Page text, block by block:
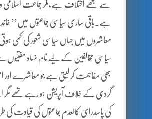
سے مجھے اختلاف ہے،مگر جماعت
ہے۔باقی ساری سیاسی جماعتوں میں’’
معاشروں میں جہاں سیاسی شعور کی کمی
سیاسی مخالفین کے لیے نام نہاد
بھی مفاہمت کر لیتی ہے جو معاشرے
گردی کے خلاف آپریشن ہو رہے تھے مگر
کی پاسدرای کالعدم جماعتوں کی قیادت